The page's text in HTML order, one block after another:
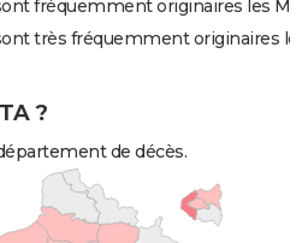
fréquemment originaires les
très fréquemment originaires
?
de décès.